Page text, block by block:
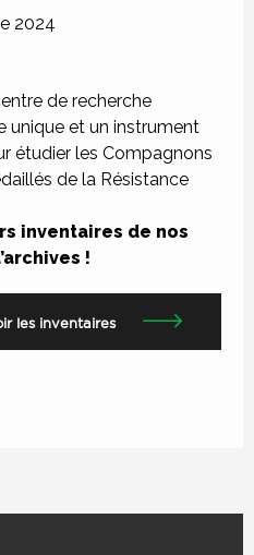
2024
de recherche
unique et un instrument
étudier les Compagnons
de la Résistance
inventaires de nos
!
les inventaires